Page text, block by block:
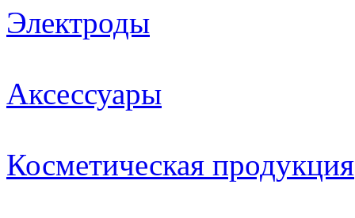
Электроды
Аксессуары
Косметическая продукция